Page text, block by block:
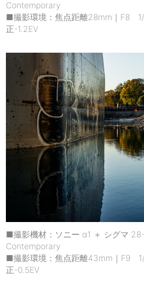
Contemporary
■撮影環境：焦点距離28mm｜F8
正-1.2EV
■撮影機材：ソニー α1 ＋ シグマ
Contemporary
■撮影環境：焦点距離43mm｜F9
正-0.5EV